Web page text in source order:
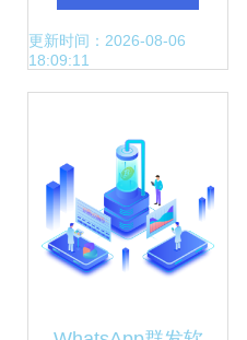
的关键
更新时间：2026-08-06
18:09:11